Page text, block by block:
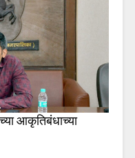
आकृतिबंधाच्या